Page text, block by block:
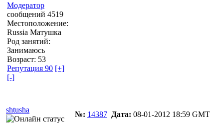
Модератор
сообщений 4519
Местоположение:
Russia Матушка
Род занятий:
Занимаюсь
Возраст: 53
Репутация 90 [+]
[-]
shtusha
№: 14387 Дата: 08-01-2012 18:59 GMT